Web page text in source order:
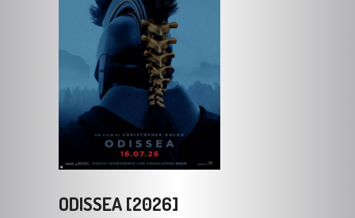
ODISSEA [2026]
Regia:Christopher Nolan